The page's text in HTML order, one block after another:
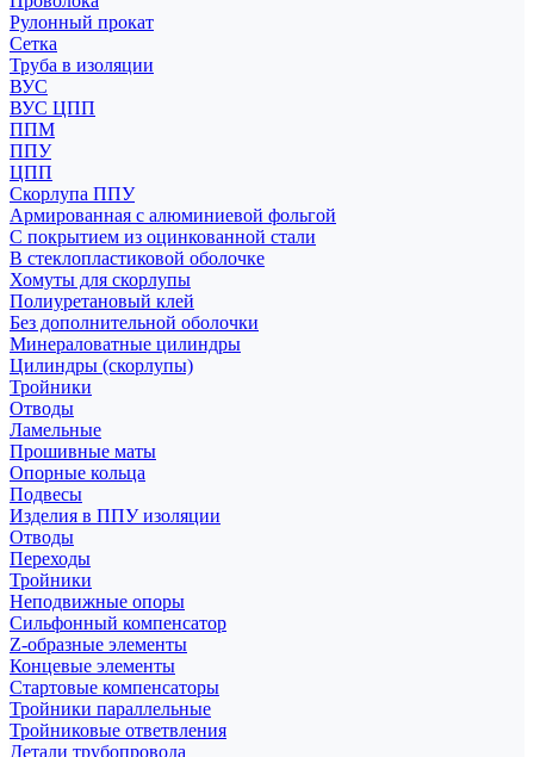
Рулонный прокат
Сетка
Труба в изоляции
ВУС
ВУС ЦПП
ППМ
ППУ
ЦПП
Скорлупа ППУ
Армированная с алюминиевой фольгой
С покрытием из оцинкованной стали
В стеклопластиковой оболочке
Хомуты для скорлупы
Полиуретановый клей
Без дополнительной оболочки
Минераловатные цилиндры
Цилиндры (скорлупы)
Тройники
Отводы
Ламельные
Прошивные маты
Опорные кольца
Подвесы
Изделия в ППУ изоляции
Отводы
Переходы
Тройники
Неподвижные опоры
Cильфонный компенсатор
Z-образные элементы
Концевые элементы
Стартовые компенсаторы
Тройники параллельные
Тройниковые ответвления
Детали трубопровода